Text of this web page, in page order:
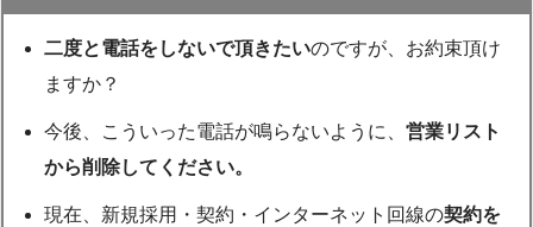
二度と電話をしないで頂きたいのですが、お約束頂け
ますか？
今後、こういった電話が鳴らないように、営業リスト
から削除してください。
現在、新規採用・契約・インターネット回線の契約を